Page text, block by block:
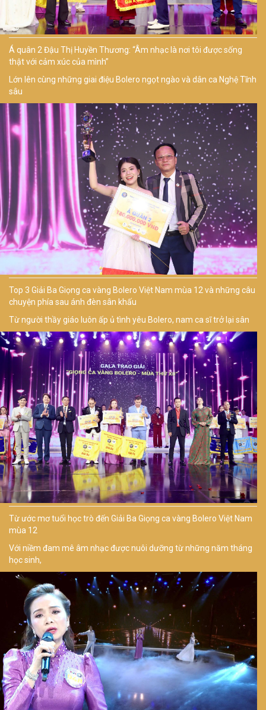
Á quân 2 Đậu Thị Huyền Thương: “Âm nhạc là nơi tôi được sống
thật với cảm xúc của mình”
Lớn lên cùng những giai điệu Bolero ngọt ngào và dân ca Nghệ Tĩnh
sâu
Top 3 Giải Ba Giọng ca vàng Bolero Việt Nam mùa 12 và những câu
chuyện phía sau ánh đèn sân khấu
Từ người thầy giáo luôn ấp ủ tình yêu Bolero, nam ca sĩ trở lại sân
Từ ước mơ tuổi học trò đến Giải Ba Giọng ca vàng Bolero Việt Nam
mùa 12
Với niềm đam mê âm nhạc được nuôi dưỡng từ những năm tháng
học sinh,